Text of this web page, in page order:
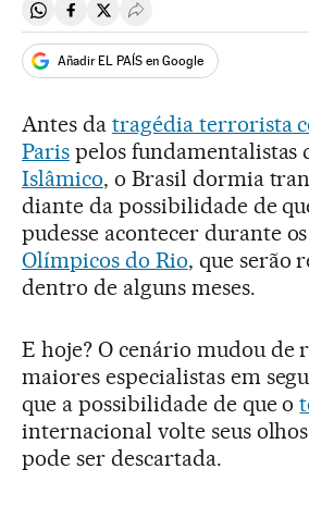
Compartir en Whatsapp
Compartir en Facebook
Compartir en Twitter
Desplegar Redes
Añadir EL PAÍS en Google
Antes da tragédia terrorista
Parispelos fundamentalistas
Islâmico, o Brasil dormia
diante da possibilidade de
pudesse acontecer durante
Olímpicos do Rio, que serão
dentro de alguns meses.
E hoje? O cenário mudou de
maiores especialistas em
que a possibilidade de que o
internacional volte seus
pode ser descartada.